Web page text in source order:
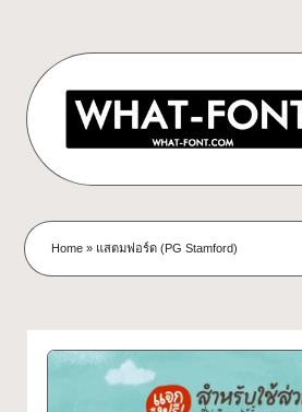
content
า
ว
โ
ฟอนต์
ฟรี!
รวม
สวยๆ
ใช้ได้
Home » แสตมฟอร์ด (PG Stamford)